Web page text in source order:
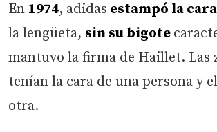
En 1974, adidas estampó la
la lengüeta, sin su bigote
mantuvo la firma de Haillet. Las
tenían la cara de una persona y
otra.